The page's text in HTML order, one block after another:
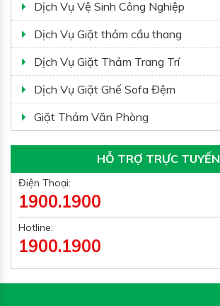
Dịch Vụ Vệ Sinh Công Nghiệp
Dịch Vụ Giặt thảm cầu thang
Dịch Vụ Giặt Thảm Trang Trí
Dịch Vụ Giặt Ghế Sofa Đệm
Giặt Thảm Văn Phòng
HỖ TRỢ TRỰC TUYẾN
Điện Thoại:
1900.1900
Hotline:
1900.1900